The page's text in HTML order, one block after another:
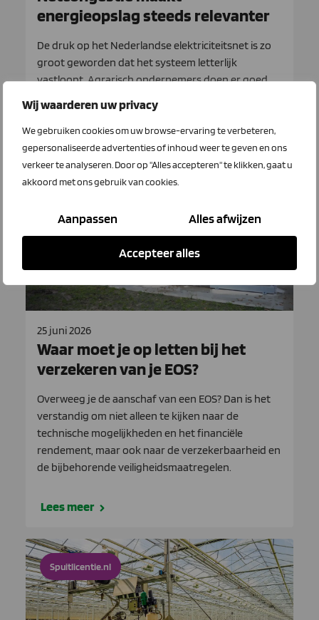
Wij waarderen uw privacy
We gebruiken cookies om uw browse-ervaring te verbeteren,
gepersonaliseerde advertenties of inhoud weer te geven en ons
verkeer te analyseren. Door op "Alles accepteren" te klikken, gaat u
akkoord met ons gebruik van cookies.
Aanpassen Alles afwijzen
Accepteer alles
energieopslag steeds relevanter
De druk op het Nederlandse elektriciteitsnet is zo
groot geworden dat het systeem letterlijk
vastloopt. Agrarisch ondernemers doen er goed
Lees meer
25 juni 2026
Waar moet je op letten bij het
verzekeren van je EOS?
Overweeg je de aanschaf van een EOS? Dan is het
verstandig om niet alleen te kijken naar de
technische mogelijkheden en het financiële
rendement, maar ook naar de verzekerbaarheid en
de bijbehorende veiligheidsmaatregelen.
Lees meer
Spuitlicentie.nl